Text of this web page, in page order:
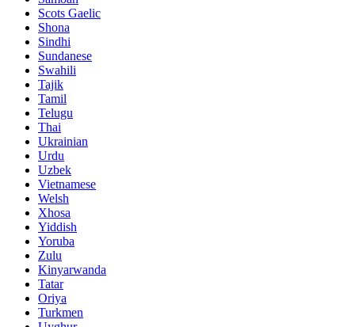
Scots Gaelic
Shona
Sindhi
Sundanese
Swahili
Tajik
Tamil
Telugu
Thai
Ukrainian
Urdu
Uzbek
Vietnamese
Welsh
Xhosa
Yiddish
Yoruba
Zulu
Kinyarwanda
Tatar
Oriya
Turkmen